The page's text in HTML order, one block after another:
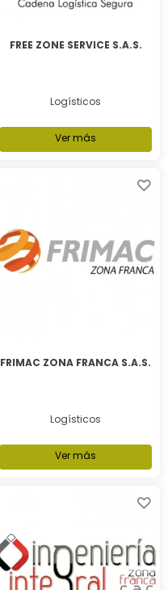
FREE ZONE SERVICE S.A.S.
Logísticos
Ver más
FRIMAC ZONA FRANCA S.A.S.
Logísticos
Ver más